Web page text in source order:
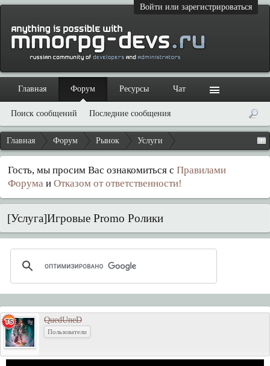
Войти или зарегистрироваться
Главная Форум Рынок Услуги
Гость, мы просим Вас ознакомиться с Правилами
Форума и Отказом от ответственности!
[Услуга]Игровые Promo Ролики
QuedUneD
Пользователи
Главная Форум
Поиск сообщений Последние сообщения
Ресурсы Чат